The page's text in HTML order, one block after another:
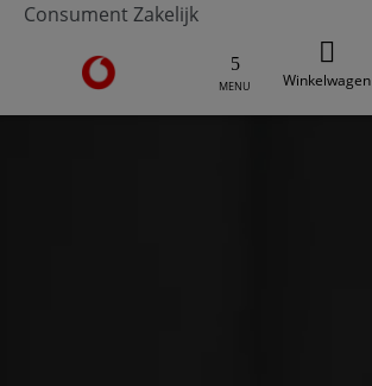
Consument Zakelijk
Ga naar de Vodafone homepage
MENU Winkelwagen